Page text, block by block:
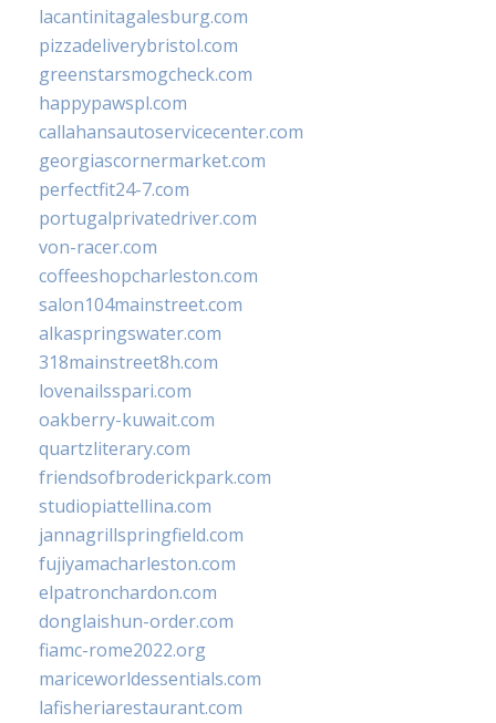
lacantinitagalesburg.com
pizzadeliverybristol.com
greenstarsmogcheck.com
happypawspl.com
callahansautoservicecenter.com
georgiascornermarket.com
perfectfit24-7.com
portugalprivatedriver.com
von-racer.com
coffeeshopcharleston.com
salon104mainstreet.com
alkaspringswater.com
318mainstreet8h.com
lovenailsspari.com
oakberry-kuwait.com
quartzliterary.com
friendsofbroderickpark.com
studiopiattellina.com
jannagrillspringfield.com
fujiyamacharleston.com
elpatronchardon.com
donglaishun-order.com
fiamc-rome2022.org
mariceworldessentials.com
lafisheriarestaurant.com